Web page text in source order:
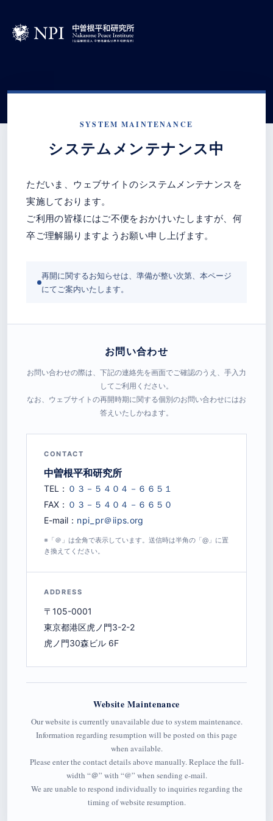
SYSTEM MAINTENANCE
システムメンテナンス中
ただいま、ウェブサイトのシステムメンテナンスを
実施しております。
ご利用の皆様にはご不便をおかけいたしますが、何
卒ご理解賜りますようお願い申し上げます。
再開に関するお知らせは、準備が整い次第、本ページ
にてご案内いたします。
お問い合わせ
お問い合わせの際は、下記の連絡先を画面でご確認のうえ、手入力
してご利用ください。
なお、ウェブサイトの再開時期に関する個別のお問い合わせにはお
答えいたしかねます。
CONTACT
中曽根平和研究所
TEL：
FAX：
E-mail：
※「＠」は全角で表示しています。送信時は半角の「@」に置
き換えてください。
ADDRESS
〒105-0001
東京都港区虎ノ門3-2-2
虎ノ門30森ビル 6F
Website Maintenance
Our website is currently unavailable due to system maintenance.
Information regarding resumption will be posted on this page
when available.
Please enter the contact details above manually. Replace the full-
width “＠” with “@” when sending e-mail.
We are unable to respond individually to inquiries regarding the
timing of website resumption.